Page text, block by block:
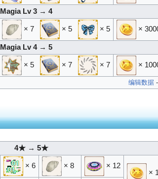
Magia Lv 3 → 4
× 7 × 5 × 5 ×
Magia Lv 4 → 5
× 5 × 7 × 7 ×
编辑数据
4★ → 5★
× 6 × 8
× 12
×